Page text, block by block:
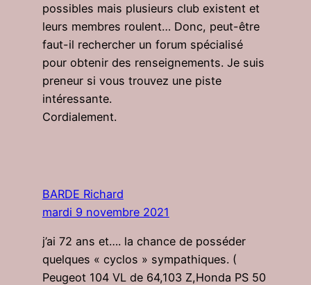
possibles mais plusieurs club existent et
leurs membres roulent… Donc, peut-être
faut-il rechercher un forum spécialisé
pour obtenir des renseignements. Je suis
preneur si vous trouvez une piste
intéressante.
Cordialement.
BARDE Richard
mardi 9 novembre 2021
j’ai 72 ans et…. la chance de posséder
quelques « cyclos » sympathiques. (
Peugeot 104 VL de 64,103 Z,Honda PS 50